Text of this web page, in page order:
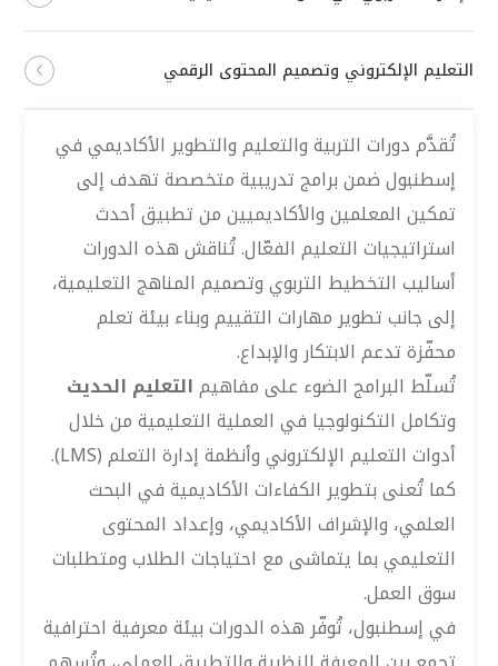
التعليم الإلكتروني وتصميم المحتوى الرقمي
تُقدَّم دورات التربية والتعليم والتطوير الأكاديمي في
إسطنبول ضمن برامج تدريبية متخصصة تهدف إلى
تمكين المعلمين والأكاديميين من تطبيق أحدث
استراتيجيات التعليم الفعّال. تُناقش هذه الدورات
أساليب التخطيط التربوي وتصميم المناهج التعليمية،
إلى جانب تطوير مهارات التقييم وبناء بيئة تعلم
محفّزة تدعم الابتكار والإبداع.
تُسلّط البرامج الضوء على مفاهيمالتعليم الحديث
وتكامل التكنولوجيا في العملية التعليمية من خلال
أدوات التعليم الإلكتروني وأنظمة إدارة التعلم (LMS).
كما تُعنى بتطوير الكفاءات الأكاديمية في البحث
العلمي، والإشراف الأكاديمي، وإعداد المحتوى
التعليمي بما يتماشى مع احتياجات الطلاب ومتطلبات
سوق العمل.
في إسطنبول، تُوفّر هذه الدورات بيئة معرفية احترافية